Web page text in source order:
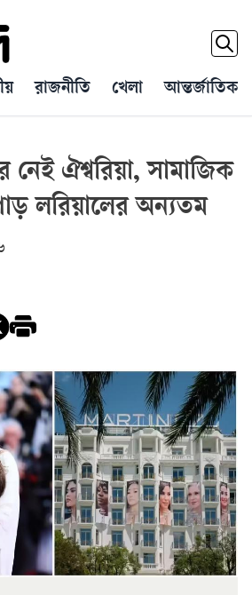
রাজনীতি খেলা আন্তর্জাতিক
নেই ঐশ্বরিয়া, সামাজিক
লরিয়ালের অন্যতম